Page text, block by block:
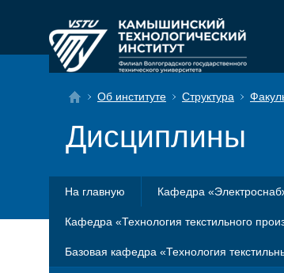
Об институте Структура
Дисциплины
На главную Кафедра
Кафедра «Технология текстильного
Базовая кафедра «Технология